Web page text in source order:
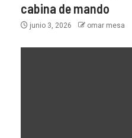
cabina de mando
junio 3, 2026 omar mesa